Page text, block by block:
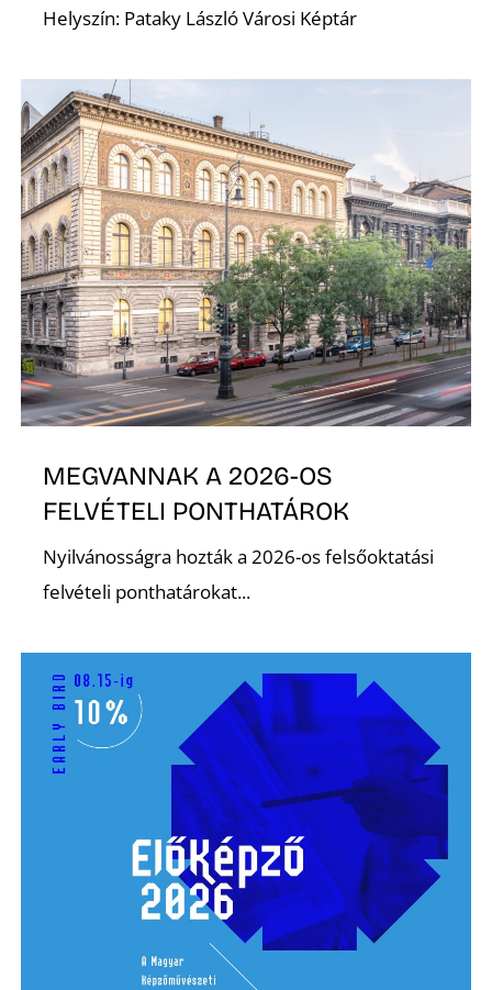
Helyszín: Pataky László Városi Képtár
MEGVANNAK A 2026-OS
FELVÉTELI PONTHATÁROK
Nyilvánosságra hozták a 2026-os felsőoktatási
felvételi ponthatárokat...